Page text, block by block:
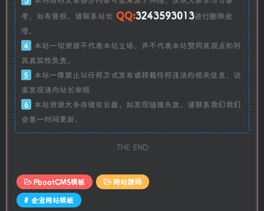
考，如有侵权，请联系站长 QQ:3243593013进行删除处
理。
4
本站一切资源不代表本站立场，并不代表本站赞同其观点和对
其真实性负责。
5
本站一律禁止以任何方式发布或转载任何违法的相关信息，访
客发现请向站长举报
6
本站资源大多存储在云盘，如发现链接失效，请联系我们我们
会第一时间更新。
THE END
PbootCMS模板
网站源码
# 企业网站模板